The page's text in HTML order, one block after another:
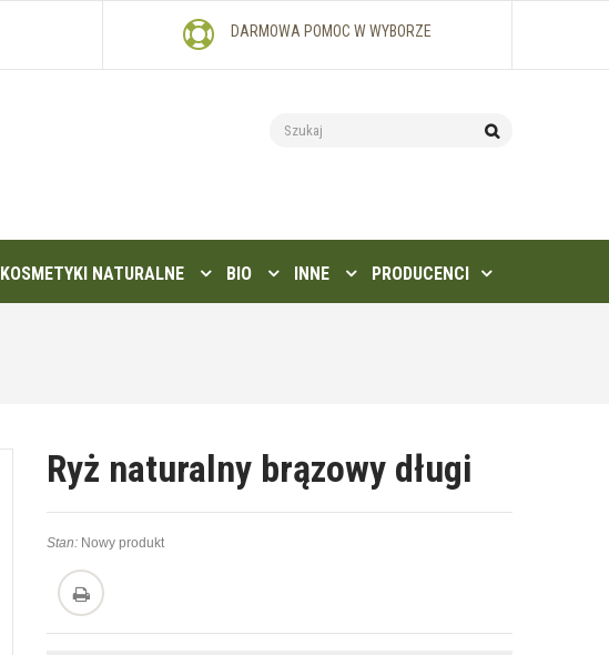
DARMOWA POMOC W WYBORZE
KOSMETYKI NATURALNE BIO INNE PRODUCENCI
Ryż naturalny brązowy długi
Stan: Nowy produkt